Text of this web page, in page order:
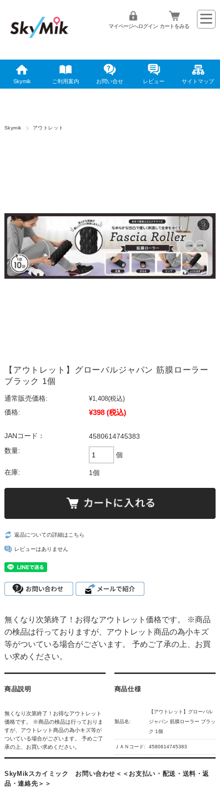
マイページへログイン カートをみる
Skymik ご利用案内 お問い合せ レビュー サイトマップ
Skymik アウトレット
【アウトレット】グローバルジャパン 筋膜ローラー
ブラック 1個
通常販売価格: ¥1,408(税込)
価格:
¥398 (税込)
JANコード：
4580614745383
数量:
個
在庫: 1個
返品についての詳細はこちら
レビューはありません
無くなり次第終了！お得なアウトレット価格です。 ※商品
の検品は行っておりますが、アウトレット商品の為小キズ
等がついている場合がございます。 予めご了承の上、お買
い求めください。
商品説明
無くなり次第終了！お得なアウトレット
価格です。 ※商品の検品は行っておりま
すが、アウトレット商品の為小キズ等が
ついている場合がございます。 予めご了
承の上、お買い求めください。
商品仕様
製品名:
【アウトレット】グローバル
ジャパン 筋膜ローラー ブラッ
ク 1個
ＪＡＮコード: 4580614745383
SkyMikスカイミック お問い合わせ＜＜お支払い・配送・送料・返
品・連絡先＞＞